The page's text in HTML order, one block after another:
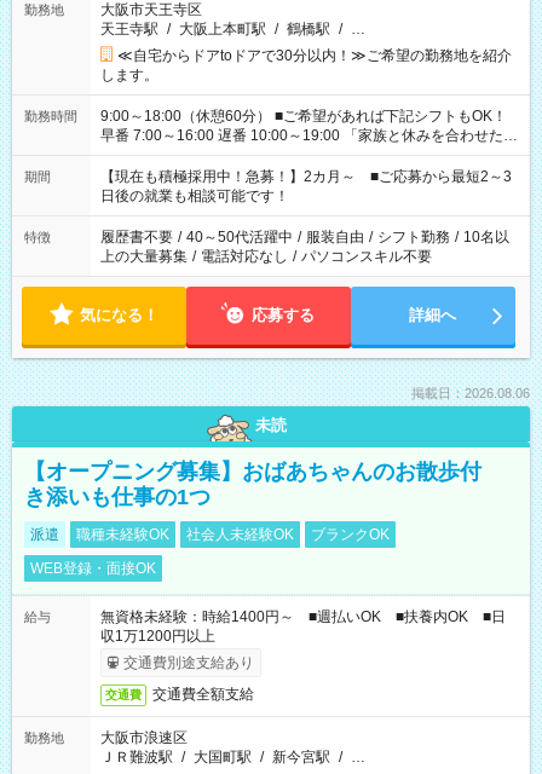
勤務地
大阪市天王寺区
天王寺駅 / 大阪上本町駅 / 鶴橋駅 / …
≪自宅からドアtoドアで30分以内！≫ご希望の勤務地を紹介
します。
勤務時間
9:00～18:00（休憩60分） ■ご希望があれば下記シフトもOK！
早番 7:00～16:00 遅番 10:00～19:00 「家族と休みを合わせた
い」 「余裕を持って夕飯の準備がしたい」 「できれば残業はし
たくない」 など、ご希望を教えてくださいね。 ※Wワーク希望
の方へ 今ご覧のお仕事で希望する勤務時間と、もう1つのお仕事
の勤務時間。 合計で週40時間を超える場合は応募できません。
期間
【現在も積極採用中！急募！】2カ月～ ■ご応募から最短2～3
日後の就業も相談可能です！
特徴 履歴書不要 / 40～50代活躍中 / 服装自由 / シフト勤務 / 10名以
上の大量募集 / 電話対応なし / パソコンスキル不要
気になる！ 応募する 詳細へ
掲載日：2026.08.06
未読
【オープニング募集】おばあちゃんのお散歩付
き添いも仕事の1つ
派遣 職種未経験OK 社会人未経験OK
ブランクOK
WEB登録・面接OK
給与
無資格未経験：時給1400円～ ■週払いOK ■扶養内OK ■日
収1万1200円以上
交通費別途支給あり
交通費 交通費全額支給
勤務地
大阪市浪速区
ＪＲ難波駅 / 大国町駅 / 新今宮駅 / …